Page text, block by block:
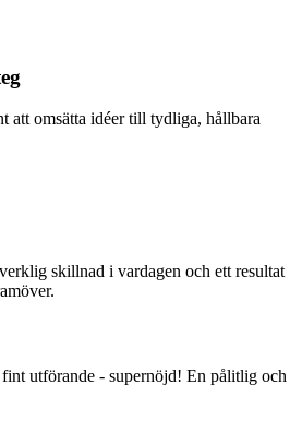
att omsätta idéer till tydliga, hållbara
skillnad i vardagen och ett resultat
utförande - supernöjd! En pålitlig och